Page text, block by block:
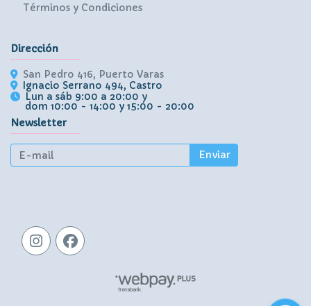
Términos y Condiciones
Dirección
San Pedro 416, Puerto Varas
Ignacio Serrano 494, Castro
Lun a sáb 9:00 a 20:00 y
dom 10:00 - 14:00 y 15:00 - 20:00
Newsletter
Enviar